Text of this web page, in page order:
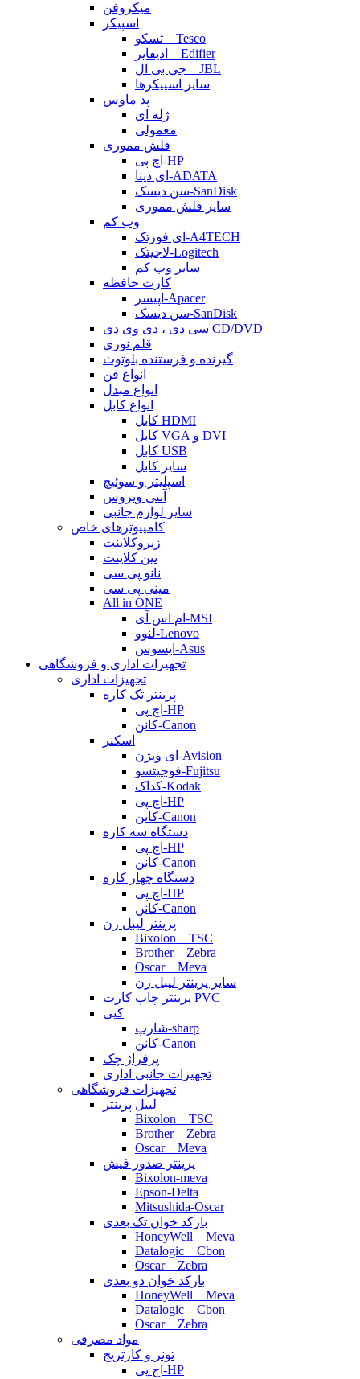
میکروفن
اسپیکر
تسکو _ Tesco
ادیفایر _ Edifier
جی بی ال _ JBL
سایر اسپیکرها
پد ماوس
ژله ای
معمولی
فلش مموری
اچ پی-HP
ای دیتا-ADATA
سن دیسک-SanDisk
سایر فلش مموری
وب کم
ای فورتک-A4TECH
لاجیتک-Logitech
سایر وب کم
کارت حافظه
اپیسر-Apacer
سن دیسک-SanDisk
سی دی ، دی وی دی CD/DVD
قلم نوری
گیرنده و فرستنده بلوتوث
انواع فن
انواع مبدل
انواع کابل
کابل HDMI
کابل VGA و DVI
کابل USB
سایر کابل
اسپلیتر و سوئیچ
آنتی ویروس
سایر لوازم جانبی
کامپیوترهای خاص
زیروکلاینت
تین کلاینت
نانو پی سی
مینی پی سی
All in ONE
ام اس آی-MSI
لنوو-Lenovo
ایسوس-Asus
تجهیزات اداری و فروشگاهی
تجهیزات اداری
پرینتر تک کاره
اچ پی-HP
کانن-Canon
اسکنر
ای ویژن-Avision
فوجیتسو-Fujitsu
کداک-Kodak
اچ پی-HP
کانن-Canon
دستگاه سه کاره
اچ پی-HP
کانن-Canon
دستگاه چهار کاره
اچ پی-HP
کانن-Canon
پرینتر لیبل زن
Bixolon _ TSC
Brother _ Zebra
Oscar _ Meva
سایر پرینتر لیبل زن
پرینتر چاپ کارت PVC
کپی
شارپ-sharp
کانن-Canon
پرفراژ چک
تجهیزات جانبی اداری
تجهیزات فروشگاهی
لیبل پرینتر
Bixolon _ TSC
Brother _ Zebra
Oscar _ Meva
پرینتر صدور فیش
Bixolon-meva
Epson-Delta
Mitsushida-Oscar
بارکد خوان تک بعدی
HoneyWell _ Meva
Datalogic _ Cbon
Oscar _ Zebra
بارکد خوان دو بعدی
HoneyWell _ Meva
Datalogic _ Cbon
Oscar _ Zebra
مواد مصرفی
تونر و کارتریج
اچ پی-HP